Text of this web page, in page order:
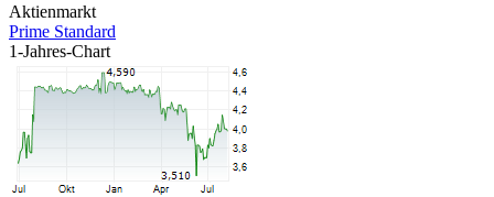
Aktienmarkt
Prime Standard
1-Jahres-Chart